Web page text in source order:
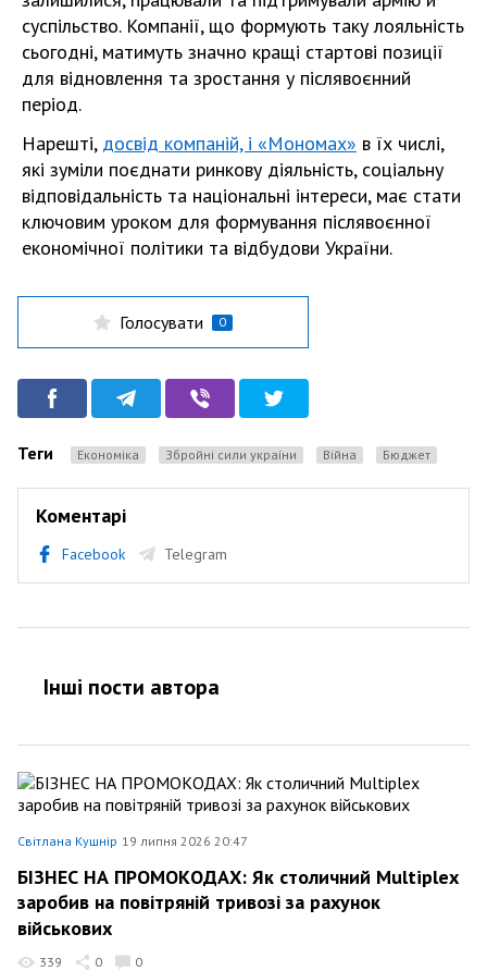
суспільство. Компанії, що формують таку лояльність
сьогодні, матимуть значно кращі стартові позиції
для відновлення та зростання у післявоєнний
період.
Нарешті, досвід компаній, і «Мономах» в їх числі,
які зуміли поєднати ринкову діяльність, соціальну
відповідальність та національні інтереси, має стати
ключовим уроком для формування післявоєнної
економічної політики та відбудови України.
Голосувати 0
Теги Економіка збройні сили україни Війна бюджет
Коментарі
Facebook Telegram
Інші пости автора
Світлана Кушнір 19 липня 2026 20:47
БІЗНЕС НА ПРОМОКОДАХ: Як столичний Multiplex
заробив на повітряній тривозі за рахунок
військових
339 0 0